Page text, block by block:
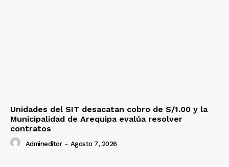
Unidades del SIT desacatan cobro de S/1.00 y la
Municipalidad de Arequipa evalúa resolver
contratos
Admineditor - Agosto 7, 2026